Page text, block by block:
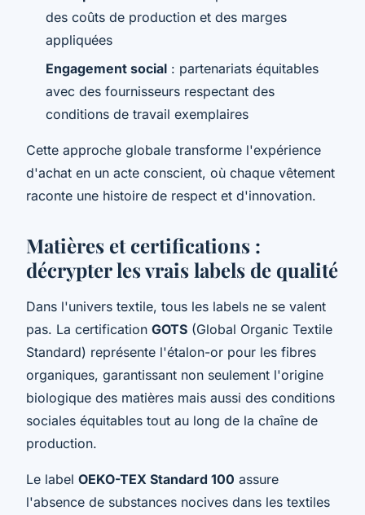
des coûts de production et des marges
appliquées
Engagement social : partenariats équitables
avec des fournisseurs respectant des
conditions de travail exemplaires
Cette approche globale transforme l'expérience
d'achat en un acte conscient, où chaque vêtement
raconte une histoire de respect et d'innovation.
Matières et certifications :
décrypter les vrais labels de qualité
Dans l'univers textile, tous les labels ne se valent
pas. La certification GOTS (Global Organic Textile
Standard) représente l'étalon-or pour les fibres
organiques, garantissant non seulement l'origine
biologique des matières mais aussi des conditions
sociales équitables tout au long de la chaîne de
production.
Le label OEKO-TEX Standard 100 assure
l'absence de substances nocives dans les textiles